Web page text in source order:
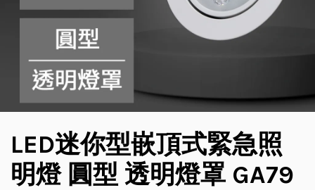
LED迷你型嵌頂式緊急照
明燈 圓型 透明燈罩 GA79